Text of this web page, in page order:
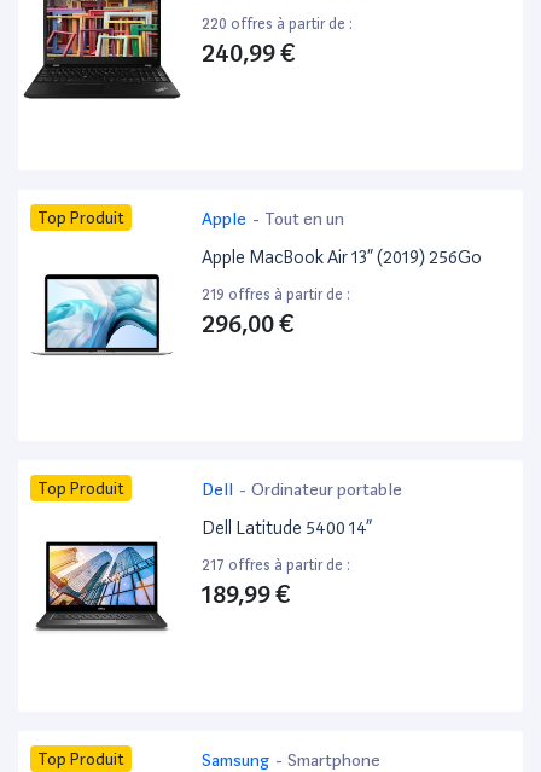
220 offres à partir de :
240,99 €
Top Produit Apple - Tout en un
Apple MacBook Air 13” (2019) 256Go
219 offres à partir de :
296,00 €
Top Produit Dell - Ordinateur portable
Dell Latitude 5400 14”
217 offres à partir de :
189,99 €
Top Produit Samsung - Smartphone